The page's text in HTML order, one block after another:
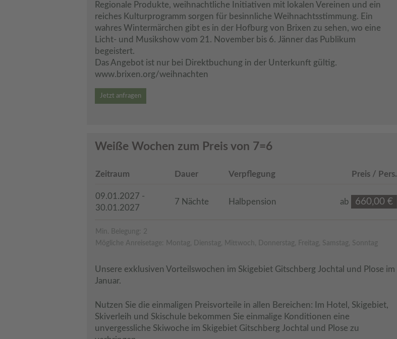
Regionale Produkte, weihnachtliche Initiativen mit lokalen Vereinen und ein
reiches Kulturprogramm sorgen für besinnliche Weihnachtsstimmung. Ein
wahres Wintermärchen gibt es in der Hofburg von Brixen zu sehen, wo eine
Licht- und Musikshow vom 21. November bis 6. Jänner das Publikum
begeistert.
Das Angebot ist nur bei Direktbuchung in der Unterkunft gültig.
www.brixen.org/weihnachten
Jetzt anfragen
Weiße Wochen zum Preis von 7=6
Zeitraum Dauer Verpflegung Preis / Pers.
09.01.2027 -
30.01.2027
7 Nächte Halbpension ab 660,00 €
Min. Belegung: 2
Mögliche Anreisetage: Montag, Dienstag, Mittwoch, Donnerstag, Freitag, Samstag, Sonntag
Unsere exklusiven Vorteilswochen im Skigebiet Gitschberg Jochtal und Plose im
Januar.
Nutzen Sie die einmaligen Preisvorteile in allen Bereichen: Im Hotel, Skigebiet,
Skiverleih und Skischule bekommen Sie einmalige Konditionen eine
unvergessliche Skiwoche im Skigebiet Gitschberg Jochtal und Plose zu